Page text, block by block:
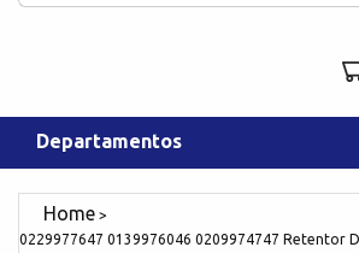
Departamentos
0229977647 0139976046 0209974747 Retentor